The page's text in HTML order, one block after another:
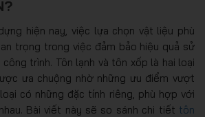
hiện nay, việc lựa chọn vật liệu phù
trọng trong việc đảm bảo hiệu quả sử
trình. Tôn lạnh và tôn xốp là hai loại
ưa chuộng nhờ những ưu điểm vượt
có những đặc tính riêng, phù hợp với
Bài viết này sẽ so sánh chi tiết tôn